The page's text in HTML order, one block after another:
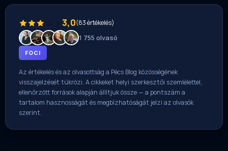
3,0(83 értékelés)
1 755 olvasó
FOCI
Az értékelés és az olvasottság a Pécs Blog közösségének
visszajelzését tükrözi. A cikkeket helyi szerkesztői szemlélettel,
ellenőrzött források alapján állítjuk össze — a pontszám a
tartalom hasznosságát és megbízhatóságát jelzi az olvasók
szerint.